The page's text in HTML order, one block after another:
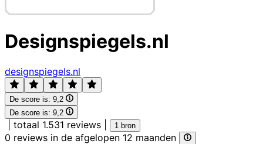
Designspiegels.nl
designspiegels.nl
De score is: 9,2
De score is: 9,2
totaal 1.531 reviews 1 bron
0 reviews in de afgelopen 12 maanden